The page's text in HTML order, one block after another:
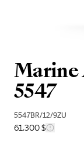
Marine
5547
5547BR/12/9ZU
61.300 $